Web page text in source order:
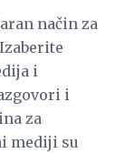
način za
i
i
za
mediji su